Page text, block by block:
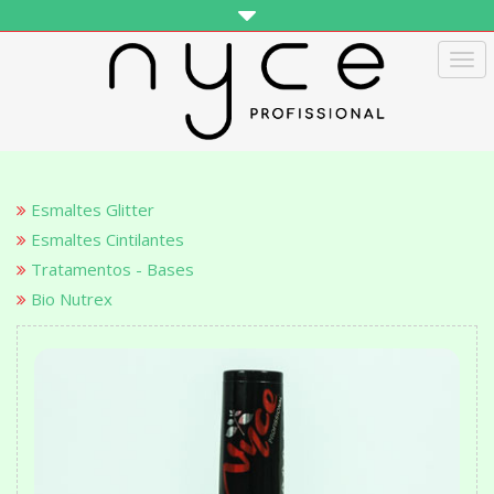
Esmaltes Glitter
Esmaltes Cintilantes
Tratamentos - Bases
Bio Nutrex